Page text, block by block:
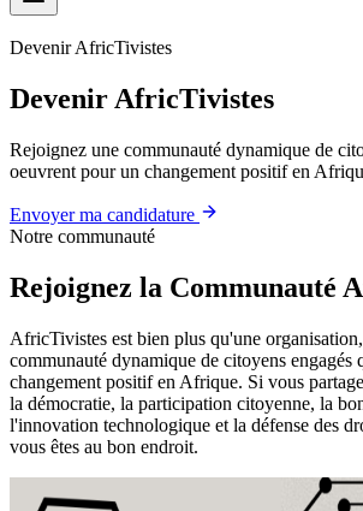
Devenir AfricTivistes
Devenir AfricTivistes
Rejoignez une communauté dynamique de
oeuvrent pour un changement positif en
Envoyer ma candidature
Notre communauté
Rejoignez la Communauté
AfricTivistes est bien plus qu'une
communauté dynamique de citoyens engagés
changement positif en Afrique. Si vous
la démocratie, la participation citoyenne, la
l'innovation technologique et la défense des
vous êtes au bon endroit.